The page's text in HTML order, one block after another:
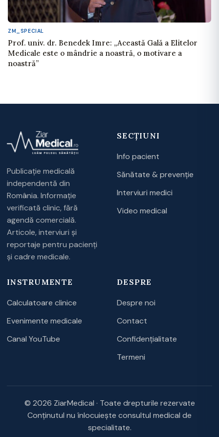
ZM_SPECIAL
Prof. univ. dr. Benedek Imre: „Această Gală a Elitelor
Medicale este o mândrie a noastră, o motivare a
noastră”
Publicație medicală
independentă din
România. Informație
verificată clinic, fără
agendă comercială.
Articole, interviuri și
reportaje pentru pacienți
și cadre medicale.
SECȚIUNI
Info pacient
Sănătate & prevenție
Interviuri medici
Video medical
INSTRUMENTE
Calculatoare clinice
Evenimente medicale
Canal YouTube
DESPRE
Despre noi
Contact
Confidențialitate
Termeni
© 2026 ZiarMedical · Toate drepturile rezervate
Conținutul nu înlocuiește consultul medical de
specialitate.